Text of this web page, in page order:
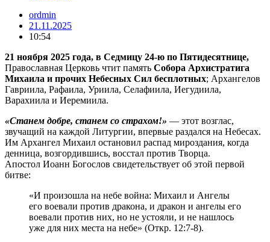
ordmin
21.11.2025
10:54
21 ноября 2025 года, в Седмицу 24-ю по Пятидесятнице,
Православная Церковь чтит память Собора Архистратига
Михаила и прочих Небесных Сил бесплотных; Архангелов
Гавриила, Рафаила, Уриила, Селафиила, Иегудиила,
Варахиила и Иеремиила.
«Станем добре, станем со страхом!» — этот возглас,
звучащий на каждой Литургии, впервые раздался на Небесах.
Им Архангел Михаил остановил распад мироздания, когда
денница, возгордившись, восстал против Творца.
Апостол Иоанн Богослов свидетельствует об этой первой
битве:
«И произошла на небе война: Михаил и Ангелы
его воевали против дракона, и дракон и ангелы его
воевали против них, но не устояли, и не нашлось
уже для них места на небе» (Откр. 12:7-8).